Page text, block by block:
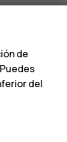
ya ha
de
del